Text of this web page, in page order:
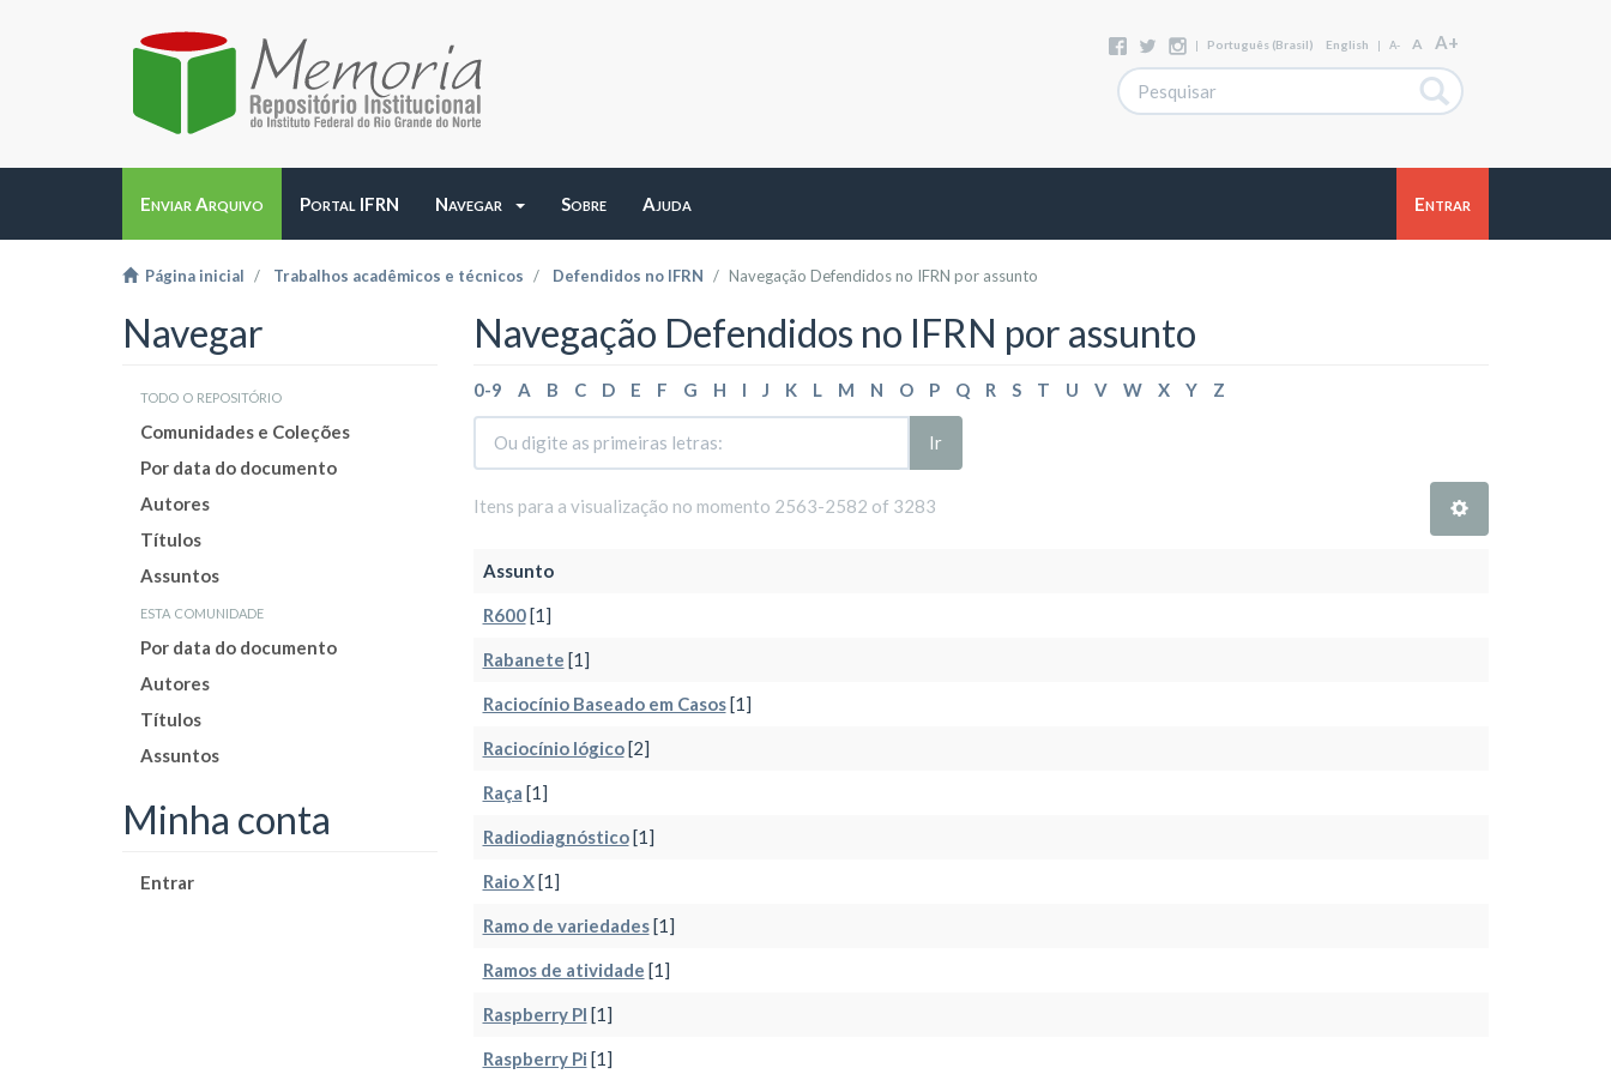
| Português (Brasil) English | A- A A+
Enviar Arquivo Portal IFRN Navegar Sobre Ajuda Entrar
Página inicial Trabalhos acadêmicos e técnicos Defendidos no IFRN Navegação Defendidos no IFRN por assunto
Navegar
todo o repositório
Comunidades e Coleções
Por data do documento
Autores
Títulos
Assuntos
esta comunidade
Por data do documento
Autores
Títulos
Assuntos
Minha conta
Entrar
Navegação Defendidos no IFRN por assunto
0-9 A B C D E F G H I J K L M N O P Q R S T U V W X Y Z
Ir
Itens para a visualização no momento 2563-2582 of 3283
Assunto
R600[1]
Rabanete [1]
Raciocínio Baseado em Casos[1]
Raciocínio lógico[2]
Raça [1]
Radiodiagnóstico[1]
Raio X[1]
Ramo de variedades[1]
Ramos de atividade [1]
Raspberry PI [1]
Raspberry Pi [1]